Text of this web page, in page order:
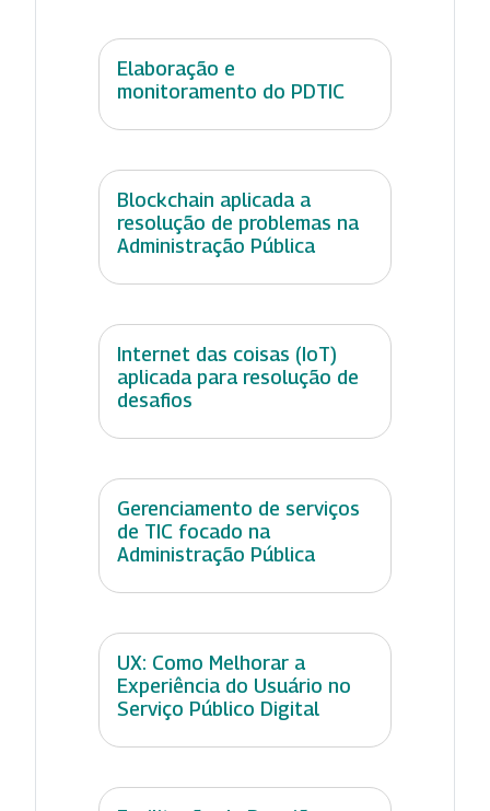
Elaboração e
monitoramento do PDTIC
Blockchain aplicada a
resolução de problemas na
Administração Pública
Internet das coisas (IoT)
aplicada para resolução de
desafios
Gerenciamento de serviços
de TIC focado na
Administração Pública
UX: Como Melhorar a
Experiência do Usuário no
Serviço Público Digital